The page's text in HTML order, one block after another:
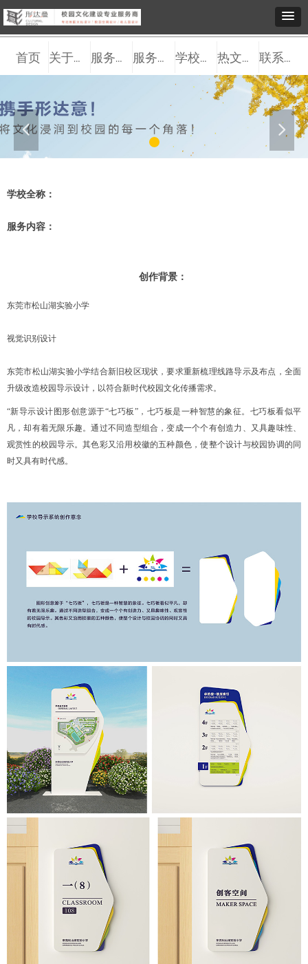
넳 넲
首页 关于我们 服务观点 服务内容 学校案例 热文推送 联系我们
东莞市松山湖实验小学
视觉识别设计
东莞市松山湖实验小学结合新旧校区现状，要求重新梳理线路导示及布点，全面
升级改造校园导示设计，以符合新时代校园文化传播需求。
“新导示设计图形创意源于“七巧板”，七巧板是一种智慧的象征。七巧板看似平
凡，却有着无限乐趣。通过不同造型组合，变成一个个有创造力、又具趣味性、
观赏性的校园导示。其色彩又沿用校徽的五种颜色，使整个设计与校园协调的同
时又具有时代感。
学校全称：
服务内容：
创作背景：